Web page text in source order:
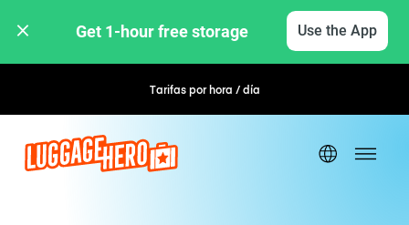
Get 1-hour free storage Use the App
Tarifas por hora / día